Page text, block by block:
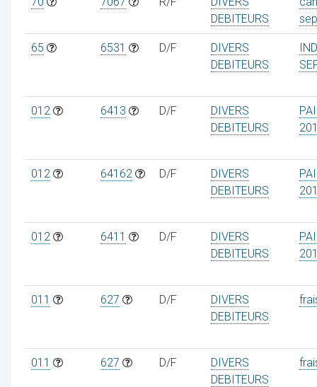
DEBITEURS
65 6531 D/F
DIVERS
DEBITEURS
012 6413 D/F
DIVERS
DEBITEURS
012 64162 D/F
DIVERS
DEBITEURS
012 6411 D/F
DIVERS
DEBITEURS
011 627 D/F
DIVERS
DEBITEURS
011 627 D/F
DIVERS
DEBITEURS